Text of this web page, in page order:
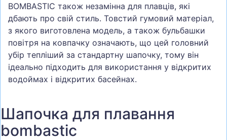
BOMBASTIC також незамінна для плавців, які
дбають про свій стиль. Товстий гумовий матеріал,
з якого виготовлена модель, а також бульбашки
повітря на ковпачку означають, що цей головний
убір тепліший за стандартну шапочку, тому він
ідеально підходить для використання у відкритих
водоймах і відкритих басейнах.
Шапочка для плавання
bombastic